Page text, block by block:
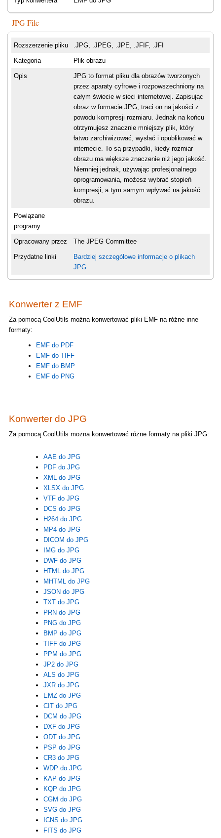
JPG File
Rozszerzenie pliku .JPG, .JPEG, .JPE, .JFIF, .JFI
Kategoria Plik obrazu
Opis
JPG to format pliku dla obrazów tworzonych
przez aparaty cyfrowe i rozpowszechniony na
całym świecie w sieci internetowej. Zapisując
obraz w formacie JPG, traci on na jakości z
powodu kompresji rozmiaru. Jednak na końcu
otrzymujesz znacznie mniejszy plik, który
łatwo zarchiwizować, wysłać i opublikować w
internecie. To są przypadki, kiedy rozmiar
obrazu ma większe znaczenie niż jego jakość.
Niemniej jednak, używając profesjonalnego
oprogramowania, możesz wybrać stopień
kompresji, a tym samym wpływać na jakość
obrazu.
Powiązane
programy
Opracowany przez The JPEG Committee
Przydatne linki
Bardziej szczegółowe informacje o plikach
JPG
Konwerter z EMF
Za pomocą CoolUtils można konwertować pliki EMF na różne inne
formaty:
EMF do PDF
EMF do TIFF
EMF do BMP
EMF do PNG
Konwerter do JPG
Za pomocą CoolUtils można konwertować różne formaty na pliki JPG:
AAE do JPG
PDF do JPG
XML do JPG
XLSX do JPG
VTF do JPG
DCS do JPG
H264 do JPG
MP4 do JPG
DICOM do JPG
IMG do JPG
DWF do JPG
HTML do JPG
MHTML do JPG
JSON do JPG
TXT do JPG
PRN do JPG
PNG do JPG
BMP do JPG
TIFF do JPG
PPM do JPG
JP2 do JPG
ALS do JPG
JXR do JPG
EMZ do JPG
CIT do JPG
DCM do JPG
DXF do JPG
ODT do JPG
PSP do JPG
CR3 do JPG
WDP do JPG
KAP do JPG
KQP do JPG
CGM do JPG
SVG do JPG
ICNS do JPG
FITS do JPG